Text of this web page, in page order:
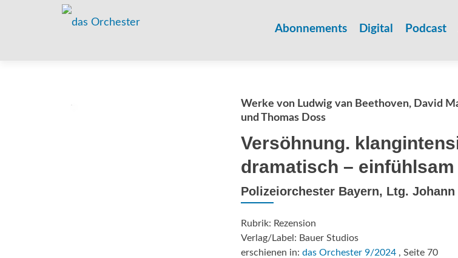
Abonnements Digital Podcast
Werke von Ludwig van Beethoven, David
und Thomas Doss
Versöhnung.
dramatisch – einfühlsam
Polizeiorchester Bayern, Ltg.
Rubrik: Rezension
Verlag/Label: Bauer Studios
erschienen in: das Orchester 9/2024, Seite 70